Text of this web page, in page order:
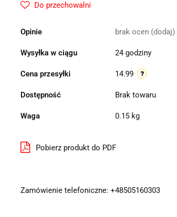
Do przechowalni
Opinie brak ocen (dodaj)
Wysyłka w ciągu 24 godziny
Cena przesyłki 14.99
Dostępność Brak towaru
Waga 0.15 kg
Pobierz produkt do PDF
Zamówienie telefoniczne: +48505160303